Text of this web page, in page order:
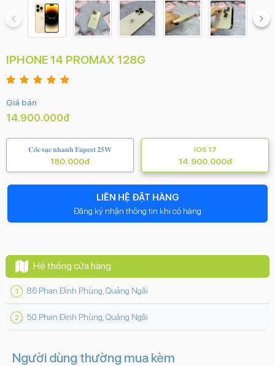
IPHONE 14 PROMAX 128G
Giá bán
14.900.000đ
𝐂𝐨̂́𝐜 𝐬𝐚̣𝐜 𝐧𝐡𝐚𝐧𝐡 𝐅𝐚𝐩𝐞𝐬𝐭 𝟐𝟓𝐖
180.000đ
IOS 17
14.900.000đ
LIÊN HỆ ĐẶT HÀNG
Đăng ký nhận thông tin khi có hàng
Hệ thống cửa hàng
86 Phan Đình Phùng, Quảng Ngãi
50 Phan Đình Phùng, Quảng Ngãi
Người dùng thường mua kèm